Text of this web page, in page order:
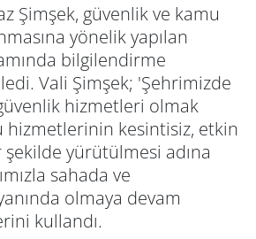
Şimşek, güvenlik ve kamu
yönelik yapılan
bilgilendirme
Vali Şimşek; 'Şehrimizde
hizmetleri olmak
hizmetlerinin kesintisiz, etkin
yürütülmesi adına
sahada ve
olmaya devam
kullandı.